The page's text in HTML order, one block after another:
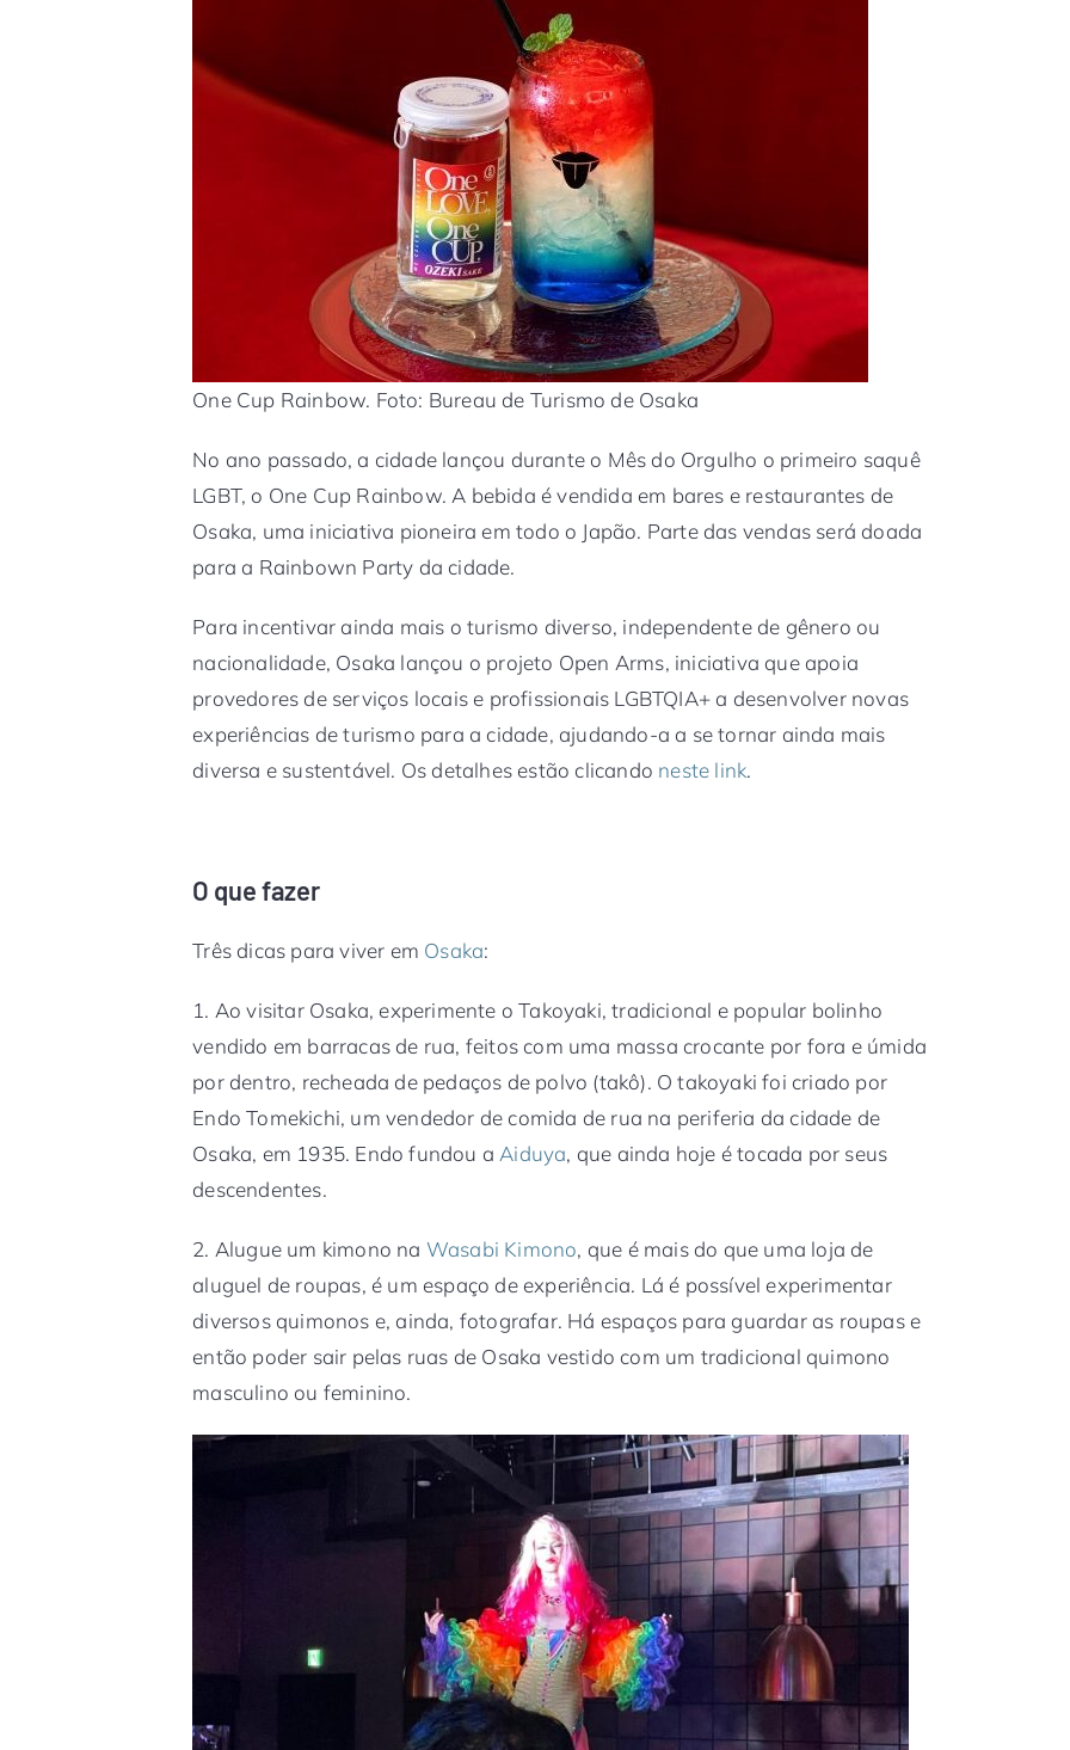
One Cup Rainbow. Foto: Bureau de Turismo de Osaka
No ano passado, a cidade lançou durante o Mês do Orgulho o primeiro saquê
LGBT, o One Cup Rainbow. A bebida é vendida em bares e restaurantes de
Osaka, uma iniciativa pioneira em todo o Japão. Parte das vendas será doada
para a Rainbown Party da cidade.
Para incentivar ainda mais o turismo diverso, independente de gênero ou
nacionalidade, Osaka lançou o projeto Open Arms, iniciativa que apoia
provedores de serviços locais e profissionais LGBTQIA+ a desenvolver novas
experiências de turismo para a cidade, ajudando-a a se tornar ainda mais
diversa e sustentável. Os detalhes estão clicando neste link.
O que fazer
Três dicas para viver em Osaka:
1. Ao visitar Osaka, experimente o Takoyaki, tradicional e popular bolinho
vendido em barracas de rua, feitos com uma massa crocante por fora e úmida
por dentro, recheada de pedaços de polvo (takô). O takoyaki foi criado por
Endo Tomekichi, um vendedor de comida de rua na periferia da cidade de
Osaka, em 1935. Endo fundou a Aiduya, que ainda hoje é tocada por seus
descendentes.
2. Alugue um kimono na Wasabi Kimono, que é mais do que uma loja de
aluguel de roupas, é um espaço de experiência. Lá é possível experimentar
diversos quimonos e, ainda, fotografar. Há espaços para guardar as roupas e
então poder sair pelas ruas de Osaka vestido com um tradicional quimono
masculino ou feminino.